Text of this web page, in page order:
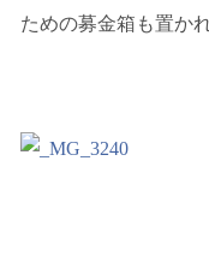
ための募金箱も置か